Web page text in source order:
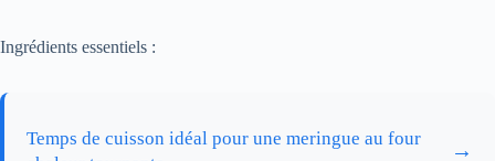
Ingrédients essentiels :
Temps de cuisson idéal pour une meringue au four
→